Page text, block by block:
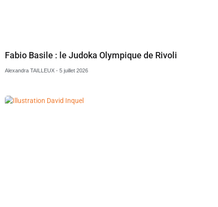
Fabio Basile : le Judoka Olympique de Rivoli
Alexandra TAILLEUX 5 juillet 2026